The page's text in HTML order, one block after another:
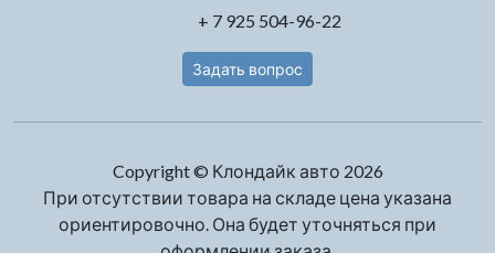
+ 7 925 504-96-22
Задать вопрос
Copyright © Клондайк авто 2026
При отсутствии товара на складе цена указана
ориентировочно. Она будет уточняться при